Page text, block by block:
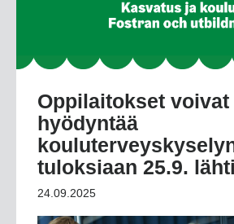
Oppilaitokset voivat
hyödyntää
tuloksiaan 25.9.
24.09.2025